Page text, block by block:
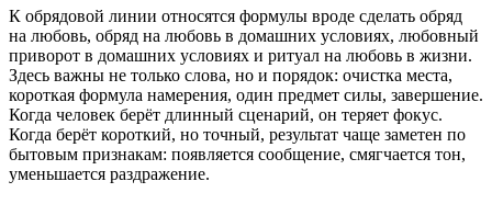
К обрядовой линии относятся формулы вроде сделать обряд
на любовь, обряд на любовь в домашних условиях, любовный
приворот в домашних условиях и ритуал на любовь в жизни.
Здесь важны не только слова, но и порядок: очистка места,
короткая формула намерения, один предмет силы, завершение.
Когда человек берёт длинный сценарий, он теряет фокус.
Когда берёт короткий, но точный, результат чаще заметен по
бытовым признакам: появляется сообщение, смягчается тон,
уменьшается раздражение.